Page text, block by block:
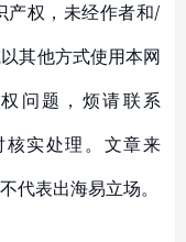
产权，未经作者和/
其他方式使用本网
问题，烦请联系
核实处理。文章来
代表出海易立场。